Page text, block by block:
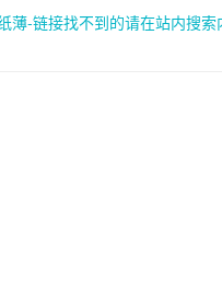
-链接找不到的请在站内搜索